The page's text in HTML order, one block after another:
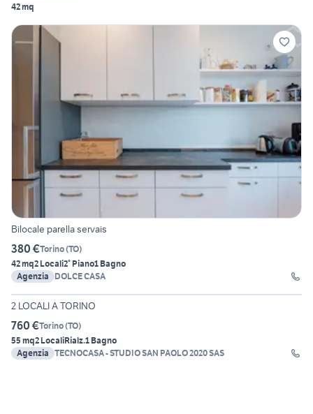
42 mq
Bilocale parella servais
380 €Torino(TO)
42 mq2 Locali2° Piano1 Bagno
Agenzia
DOLCE CASA
2 LOCALI A TORINO
760 €Torino(TO)
55 mq2 LocaliRialz.1 Bagno
Agenzia TECNOCASA - STUDIO SAN PAOLO 2020 SAS